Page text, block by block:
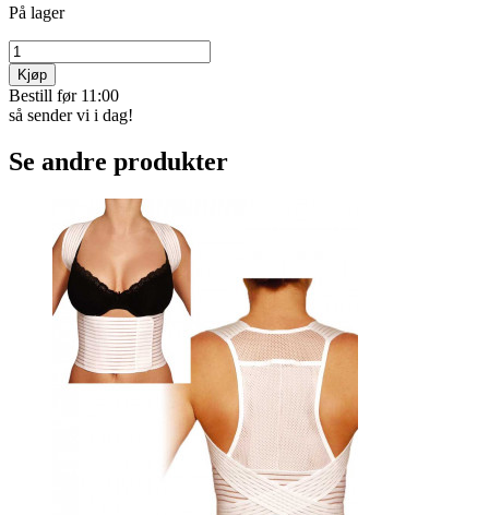
På lager
Kjøp
Bestill før 11:00
så sender vi i dag!
Se andre produkter